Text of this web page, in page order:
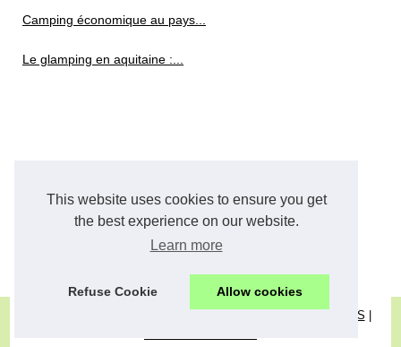
This website uses cookies to ensure you get
the best experience on our website.
Learn more
Refuse Cookie Allow cookies
Camping économique au pays...
Le glamping en aquitaine :...
RSS